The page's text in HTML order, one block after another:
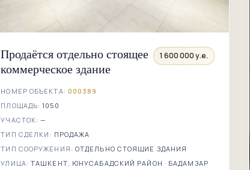
Продаётся отдельно стоящее
коммерческое здание
1 600 000 у.е.
НОМЕР ОБЪЕКТА: 000389
ПЛОЩАДЬ:1050
УЧАСТОК:—
ТИП СДЕЛКИ: ПРОДАЖА
ТИП СООРУЖЕНИЯ: ОТДЕЛЬНО СТОЯЩИЕ ЗДАНИЯ
УЛИЦА:ТАШКЕНТ, ЮНУСАБАДСКИЙ РАЙОН · БАДАМЗАР